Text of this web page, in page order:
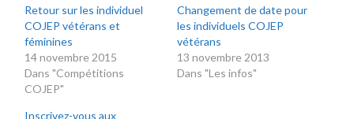
Retour sur les individuel
COJEP vétérans et
féminines
14 novembre 2015
Dans "Compétitions
COJEP"
Changement de date pour
les individuels COJEP
vétérans
13 novembre 2013
Dans "Les infos"
Inscrivez-vous aux